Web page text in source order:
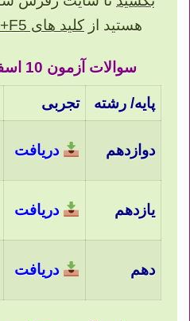
هستید از کلید های ctrl +F5
سوالات آزمون 10 اسفند 1403 قلم چی:
پایه/ رشته تجربی
دوازدهم دریافت
یازدهم دریافت
دهم دریافت